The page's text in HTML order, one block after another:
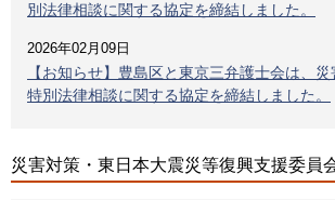
別法律相談に関する協定を締結しました。
2026年02月09日
【お知らせ】豊島区と東京三弁護士会は、
特別法律相談に関する協定を締結しました。
災害対策・東日本大震災等復興支援委員